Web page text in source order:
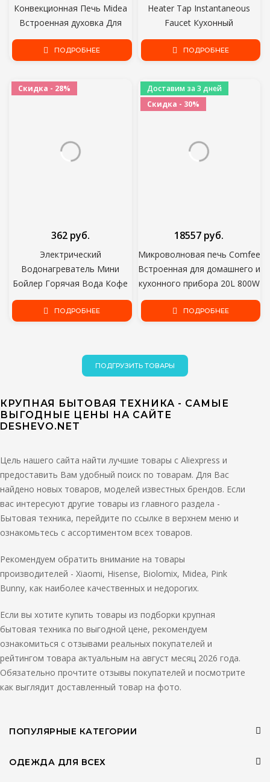
Конвекционная Печь Midea
Встроенная духовка Для
Дома/Кухни Цифровой
СВЕТОДИОДНЫЙ Дисплей 2
MO68111X
ПОДРОБНЕЕ
Heater Tap Instantaneous
Faucet Кухонный
Водонагреватель Кран
Instant Hot Water Faucet
ПОДРОБНЕЕ
Скидка - 28%
Электрический
Водонагреватель Мини
Бойлер Горячая Вода Кофе
Погружение Путешествия
Использовать 600 Вт 220 В
362 руб.
ПОДРОБНЕЕ
Доставим за 3 дней
Скидка - 30%
Микроволновая печь Comfee
Встроенная для домашнего и
кухонного прибора 20L 800W
Push-Button CBM201X
18557 руб.
ПОДРОБНЕЕ
ПОДГРУЗИТЬ ТОВАРЫ
КРУПНАЯ БЫТОВАЯ ТЕХНИКА - САМЫЕ
ВЫГОДНЫЕ ЦЕНЫ НА САЙТЕ
DESHEVO.NET
Цель нашего сайта найти лучшие товары с Aliexpress и
предоставить Вам удобный поиск по товарам. Для Вас
найдено новых товаров, моделей известных брендов. Если
вас интересуют другие товары из главного раздела -
Бытовая техника, перейдите по ссылке в верхнем меню и
ознакомьтесь с ассортиментом всех товаров.
Рекомендуем обратить внимание на товары
производителей - Xiaomi, Hisense, Biolomix, Midea, Pink
Bunny, как наиболее качественных и недорогих.
Если вы хотите купить товары из подборки крупная
бытовая техника по выгодной цене, рекомендуем
ознакомиться с отзывами реальных покупателей и
рейтингом товара актуальным на август месяц 2026 года.
Обязательно прочтите отзывы покупателей и посмотрите
как выглядит доставленный товар на фото.
ПОПУЛЯРНЫЕ КАТЕГОРИИ
ОДЕЖДА ДЛЯ ВСЕХ